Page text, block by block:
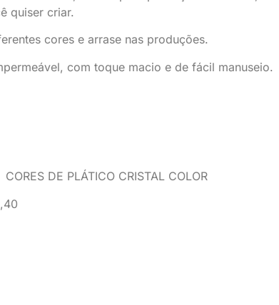
quiser criar.
cores e arrase nas produções.
com toque macio e de fácil manuseio.
DE PLÁTICO CRISTAL COLOR